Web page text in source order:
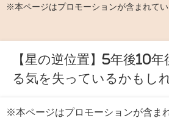
※本ページはプロモーションが含まれて
【星の逆位置】5年後10
る気を失っているかもし
※本ページはプロモーションが含ま